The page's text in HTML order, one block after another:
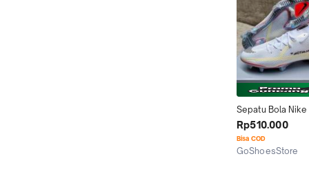
Sepatu Bola Nike
Gt2 Elite
White Fg
Rp510.000
Bisa COD
GoShoesStore